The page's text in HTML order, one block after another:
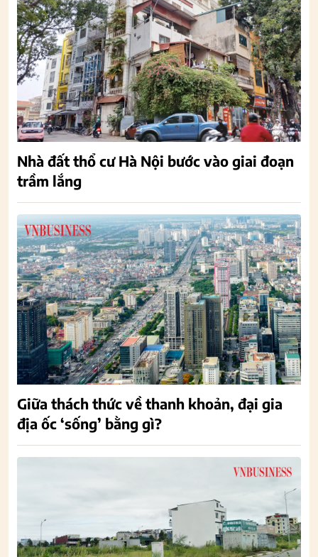
Nhà đất thổ cư Hà Nội bước vào giai đoạn
trầm lắng
Giữa thách thức về thanh khoản, đại gia
địa ốc ‘sống’ bằng gì?